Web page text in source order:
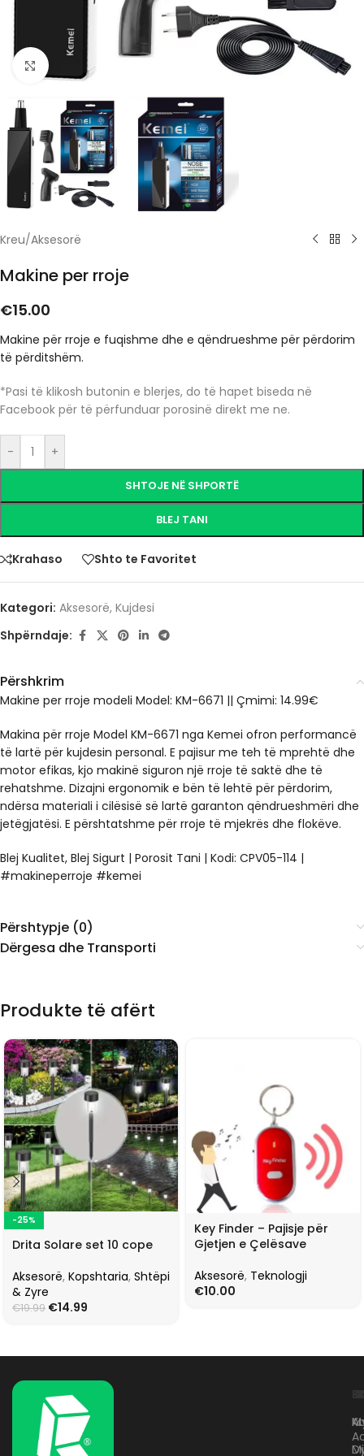
Click to enlarge
Kreu/Aksesorë
Makine per rroje
€15.00
Makine për rroje e fuqishme dhe e qëndrueshme për përdorim
të përditshëm.
*Pasi të klikosh butonin e blerjes, do të hapet biseda në
Facebook për të përfunduar porosinë direkt me ne.
- +
SHTOJE NË SHPORTË
BLEJ TANI
Krahaso Shto te Favoritet
Kategori: Aksesorë, Kujdesi
Shpërndaje:
Përshkrim
Makine per rroje modeli Model: KM-6671 || Çmimi: 14.99€
Makina për rroje Model KM-6671 nga Kemei ofron performancë
të lartë për kujdesin personal. E pajisur me teh të mprehtë dhe
motor efikas, kjo makinë siguron një rroje të saktë dhe të
rehatshme. Dizajni ergonomik e bën të lehtë për përdorim,
ndërsa materiali i cilësisë së lartë garanton qëndrueshmëri dhe
jetëgjatësi. E përshtatshme për rroje të mjekrës dhe flokëve.
Blej Kualitet, Blej Sigurt | Porosit Tani | Kodi: CPV05-114 |
#makineperroje #kemei
Përshtypje (0)
Dërgesa dhe Transporti
Produkte të afërt
-25%
Drita Solare set 10 cope
Aksesorë, Kopshtaria, Shtëpi
& Zyre
€19.99 €14.99
Key Finder – Pajisje për
Gjetjen e Çelësave
Aksesorë, Teknologji
€10.00